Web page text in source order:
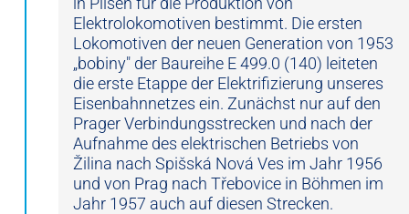
Elektrolokomotiven bestimmt. Die ersten
Lokomotiven der neuen Generation von 1953
„bobiny" der Baureihe E 499.0 (140) leiteten
die erste Etappe der Elektrifizierung unseres
Eisenbahnnetzes ein. Zunächst nur auf den
Prager Verbindungsstrecken und nach der
Aufnahme des elektrischen Betriebs von
Žilina nach Spišská Nová Ves im Jahr 1956
und von Prag nach Třebovice in Böhmen im
Jahr 1957 auch auf diesen Strecken.